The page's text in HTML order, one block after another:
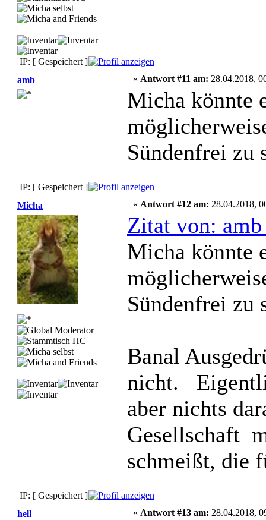
IP: [ Gespeichert ]
amb
« Antwort #11 am: 28.04.2018,
Micha könnte
Sündenfrei zu
IP: [ Gespeichert ]
Micha
« Antwort #12 am: 28.04.2018,
Zitat von:
Micha könnte
Sündenfrei zu
Banal
nicht.
aber nichts
Gesellschaft
schmeißt, die
IP: [ Gespeichert ]
hell
« Antwort #13 am: 28.04.2018,